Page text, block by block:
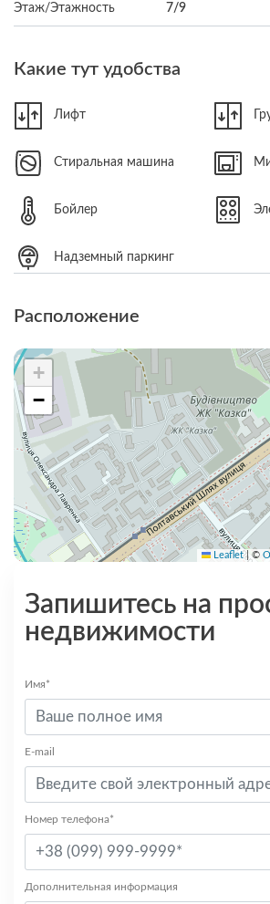
Этаж/Этажность 7/9
Какие тут удобства
Лифт
Стиральная машина
Бойлер
Надземный паркинг
Расположение
+
−
Leaflet | ©
Запишитесь на
недвижимости
Имя*
E-mail
Номер телефона*
Дополнительная информация